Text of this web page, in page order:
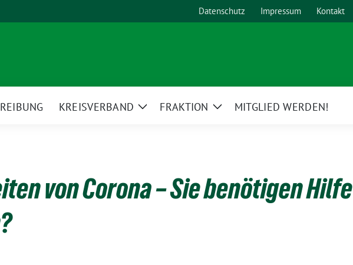
Datenschutz Impressum Kontakt
KREISVERBAND
ZeigeFRAKTION
ZeigeMITGLIED WERDEN!
von Corona – Sie benötigen Hilfe